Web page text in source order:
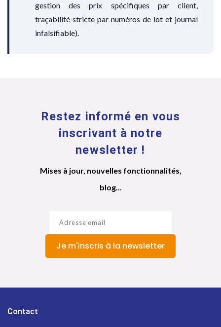
gestion des prix spécifiques par client,
traçabilité stricte par numéros de lot et journal
infalsifiable).
Restez informé en vous
inscrivant à notre
newsletter !
Mises à jour, nouvelles fonctionnalités,
blog...
Je m'inscris à la newsletter
Contact